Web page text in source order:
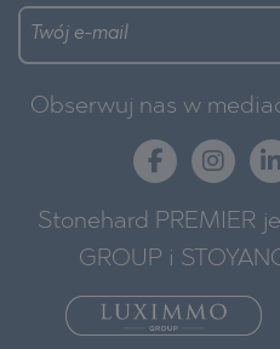
Obserwuj nas w
Stonehard PREMIER
GROUP i